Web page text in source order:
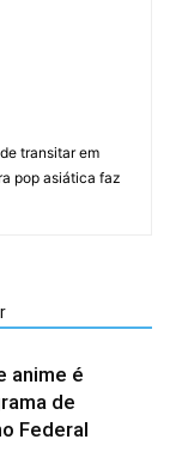
transitar em
pop asiática faz
anime é
de
Federal